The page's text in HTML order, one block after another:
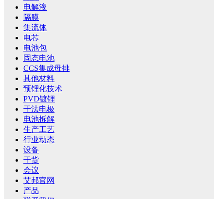
电解液
隔膜
集流体
电芯
电池包
固态电池
CCS集成母排
其他材料
预锂化技术
PVD镀锂
干法电极
电池拆解
生产工艺
行业动态
设备
干货
会议
艾邦官网
产品